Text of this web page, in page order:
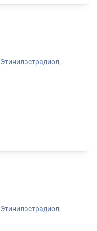
Этинилэстрадиол,
Этинилэстрадиол,